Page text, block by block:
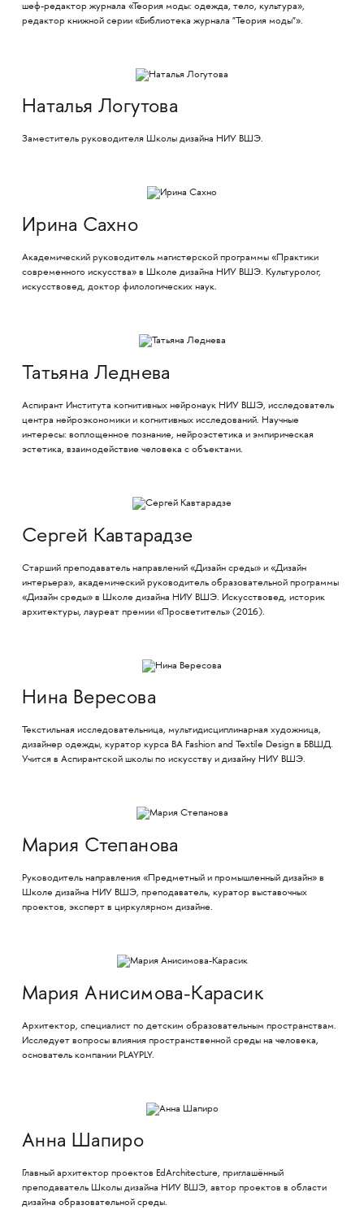
шеф-редактор журнала «Теория моды: одежда, тело, культура»,
редактор книжной серии «Библиотека журнала "Теория моды"».
Наталья Логутова
Заместитель руководителя Школы дизайна НИУ ВШЭ.
Ирина Сахно
Академический руководитель магистерской программы «Практики
современного искусства» в Школе дизайна НИУ ВШЭ. Культуролог,
искусствовед, доктор филологических наук.
Татьяна Леднева
Аспирант Института когнитивных нейронаук НИУ ВШЭ, исследователь
центра нейроэкономики и когнитивных исследований. Научные
интересы: воплощенное познание, нейроэстетика и эмпирическая
эстетика, взаимодействие человека с объектами.
Сергей Кавтарадзе
Старший преподаватель направлений «Дизайн среды» и «Дизайн
интерьера», академический руководитель образовательной программы
«Дизайн среды» в Школе дизайна НИУ ВШЭ. Искусствовед, историк
архитектуры, лауреат премии «Просветитель» (2016).
Нина Вересова
Текстильная исследовательница, мультидисциплинарная художница,
дизайнер одежды, куратор курса BA Fashion and Textile Design в БВШД.
Учится в Аспирантской школы по искусству и дизайну НИУ ВШЭ.
Мария Степанова
Руководитель направления «Предметный и промышленный дизайн» в
Школе дизайна НИУ ВШЭ, преподаватель, куратор выставочных
проектов, эксперт в циркулярном дизайне.
Мария Анисимова-Карасик
Архитектор, специалист по детским образовательным пространствам.
Исследует вопросы влияния пространственной среды на человека,
основатель компании PLAYPLY.
Анна Шапиро
Главный архитектор проектов EdArchitecture, приглашённый
преподаватель Школы дизайна НИУ ВШЭ, автор проектов в области
дизайна образовательной среды.